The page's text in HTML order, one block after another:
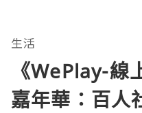
生活
《WePlay-線
嘉年華：百人